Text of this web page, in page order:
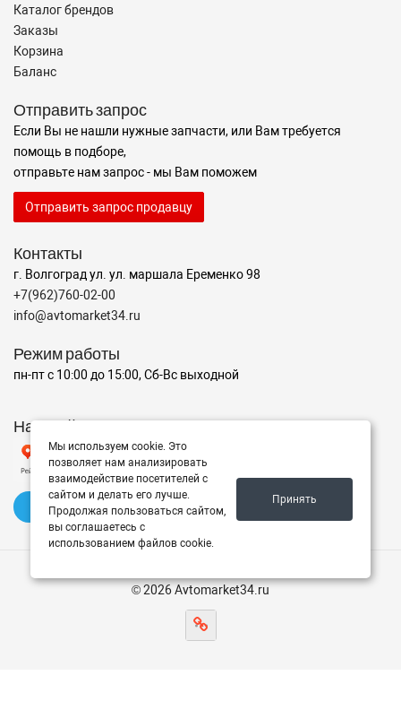
Каталог брендов
Заказы
Корзина
Баланс
Отправить запрос
Если Вы не нашли нужные запчасти, или Вам требуется
помощь в подборе,
отправьте нам запрос - мы Вам поможем
Отправить запрос продавцу
Контакты
г. Волгоград ул. ул. маршала Еременко 98
+7(962)760-02-00
info@avtomarket34.ru
Режим работы
пн-пт с 10:00 до 15:00, Сб-Вс выходной
Наш рейтинг на Яндексе
✍️ Оставить отзыв
© 2026 Avtomarket34.ru
Мы используем cookie. Это
позволяет нам анализировать
взаимодействие посетителей с
сайтом и делать его лучше.
Продолжая пользоваться сайтом,
вы соглашаетесь с
использованием файлов cookie.
Принять